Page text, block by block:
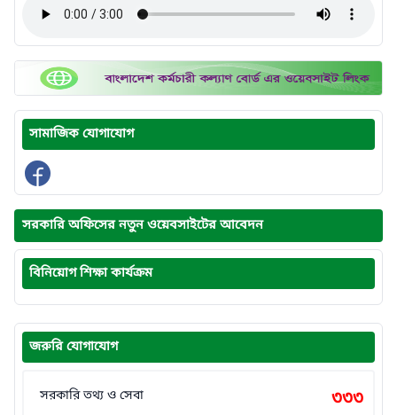
সামাজিক যোগাযোগ
সরকারি অফিসের নতুন ওয়েবসাইটের আবেদন
বিনিয়োগ শিক্ষা কার্যক্রম
জরুরি যোগাযোগ
সরকারি তথ্য ও সেবা ৩৩৩